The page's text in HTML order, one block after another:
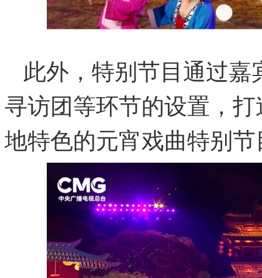
此外，特别节目通过
寻访团等环节的设置，
地特色的元宵戏曲特别